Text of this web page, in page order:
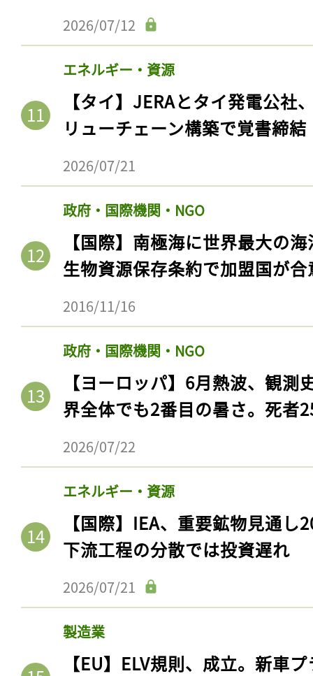
2026/07/12
エネルギー・資源
【タイ】JERAとタイ発電公社
リューチェーン構築で覚書締結
2026/07/21
政府・国際機関・NGO
【国際】南極海に世界最大の
生物資源保存条約で加盟国が合
2016/11/16
政府・国際機関・NGO
【ヨーロッパ】6月熱波、観
界全体でも2番目の暑さ。死者
2026/07/22
エネルギー・資源
【国際】IEA、重要鉱物見通
下流工程の分散では投資遅れ
2026/07/21
製造業
【EU】ELV規則、成立。新車
記事をお気に入りに
ログインが必
会員登録